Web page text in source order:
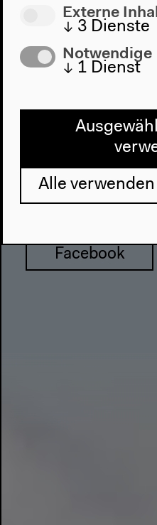
Tel + 49 30 397
info@hkw.de
Instagram
Twitter
Facebook
Externe
↓ 3 Dienste
Notwendige
↓ 1 Dienst
Alle verwenden